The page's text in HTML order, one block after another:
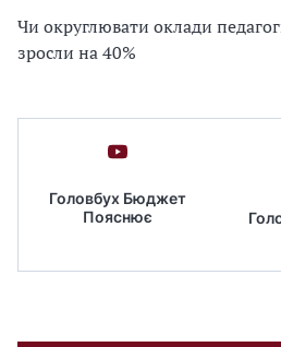
Чи округлювати оклади
зросли на 40%
Головбух Бюджет
Пояснює